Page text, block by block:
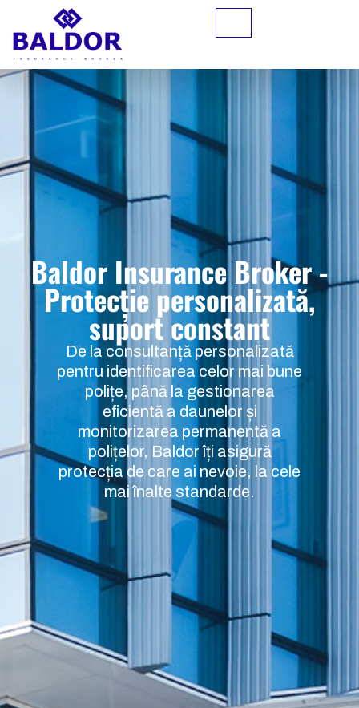
Baldor Insurance Broker -
Protecție personalizată,
suport constant
De la consultanță personalizată
pentru identificarea celor mai bune
polițe, până la gestionarea
eficientă a daunelor și
monitorizarea permanentă a
polițelor, Baldor îți asigură
protecția de care ai nevoie, la cele
mai înalte standarde.